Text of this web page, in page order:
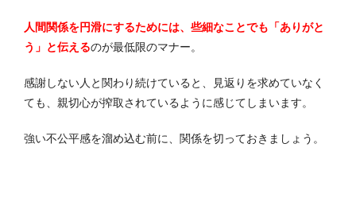
人間関係を円滑にするためには、些細なことでも「ありがと
う」と伝えるのが最低限のマナー。
感謝しない人と関わり続けていると、見返りを求めていなく
ても、親切心が搾取されているように感じてしまいます。
強い不公平感を溜め込む前に、関係を切っておきましょう。